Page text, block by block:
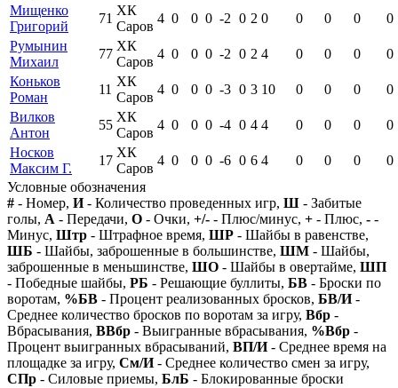
Мищенко
Григорий
71
ХК
Саров
4 0 0 0 -2 0 2 0 0 0 0
0
Румынин
Михаил
77
ХК
Саров
4 0 0 0 -2 0 2 4 0 0 0
0
Коньков
Роман
11
ХК
Саров
4 0 0 0 -3 0 3 10 0 0 0
0
Вилков
Антон
55
ХК
Саров
4 0 0 0 -4 0 4 4 0 0 0
0
Носков
Максим Г.
17
ХК
Саров
4 0 0 0 -6 0 6 4 0 0 0
0
Условные обозначения
# - Номер, И- Количество проведенных игр, Ш - Забитые
голы, А - Передачи, О - Очки, +/- - Плюс/минус, + - Плюс, - -
Минус, Штр - Штрафное время, ШР - Шайбы в равенстве,
ШБ - Шайбы, заброшенные в большинстве, ШМ - Шайбы,
заброшенные в меньшинстве, ШО - Шайбы в овертайме, ШП
- Победные шайбы, РБ - Решающие буллиты, БВ - Броски по
воротам, %БВ - Процент реализованных бросков, БВ/И-
Среднее количество бросков по воротам за игру, Вбр -
Вбрасывания, ВВбр - Выигранные вбрасывания, %Вбр -
Процент выигранных вбрасываний, ВП/И- Среднее время на
площадке за игру, См/И- Среднее количество смен за игру,
СПр - Силовые приемы, БлБ - Блокированные броски